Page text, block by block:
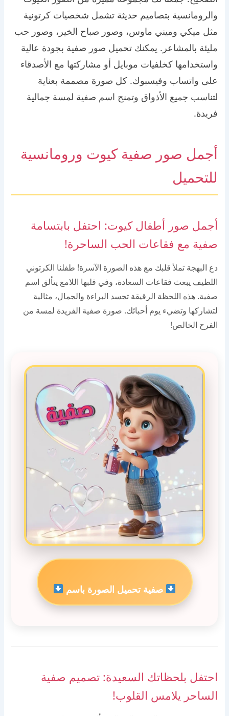
والرومانسية بتصاميم حديثة تشمل شخصيات كرتونية
مثل ميكي وميني ماوس، وصور صباح الخير، وصور حب
مليئة بالمشاعر. يمكنك تحميل صور صفية بجودة عالية
واستخدامها كخلفيات موبايل أو مشاركتها مع الأصدقاء
على واتساب وفيسبوك. كل صورة مصممة بعناية
لتناسب جميع الأذواق وتمنح اسم صفية لمسة جمالية
فريدة.
أجمل صور صفية كيوت ورومانسية
للتحميل
أجمل صور أطفال كيوت: احتفل بابتسامة
صفية مع فقاعات الحب الساحرة!
دع البهجة تملأ قلبك مع هذه الصورة الآسرة! طفلنا الكرتوني
اللطيف يبعث فقاعات السعادة، وفي قلبها اللامع يتألق اسم
صفية. هذه اللحظة الرقيقة تجسد البراءة والجمال، مثالية
لتشاركها وتضيء يوم أحبائك. صورة صفية الفريدة لمسة من
الفرح الخالص!
صفية تحميل الصورة باسم
احتفل بلحظاتك السعيدة: تصميم صفية
الساحر يلامس القلوب!